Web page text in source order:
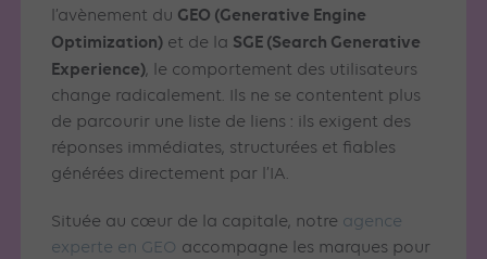
l’avènement du GEO (Generative Engine
Optimization) et de la SGE (Search Generative
Experience), le comportement des utilisateurs
change radicalement. Ils ne se contentent plus
de parcourir une liste de liens : ils exigent des
réponses immédiates, structurées et fiables
générées directement par l’IA.
Située au cœur de la capitale, notre agence
experte en GEO accompagne les marques pour